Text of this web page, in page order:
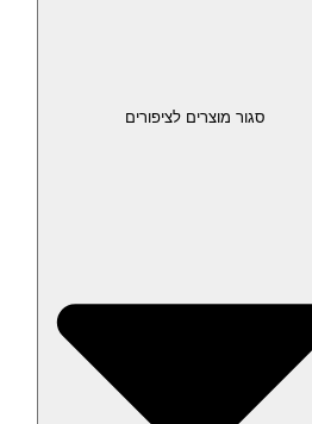
סגור מוצרים לציפורים